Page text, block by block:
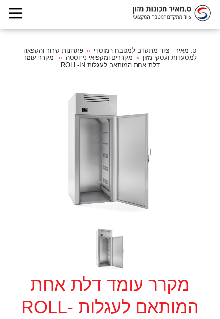
ס. מאיר - ציוד מתקדם למטבח המוסדי
פתרונות קירור והקפאה
למסעדות ועסקי מזון
מקררים ומקפיאי נירוסטה
מקרר עומד
דלת אחת המותאם לעגלות ROLL-IN
מקרר עומד דלת אחת
המותאם לעגלות ROLL-